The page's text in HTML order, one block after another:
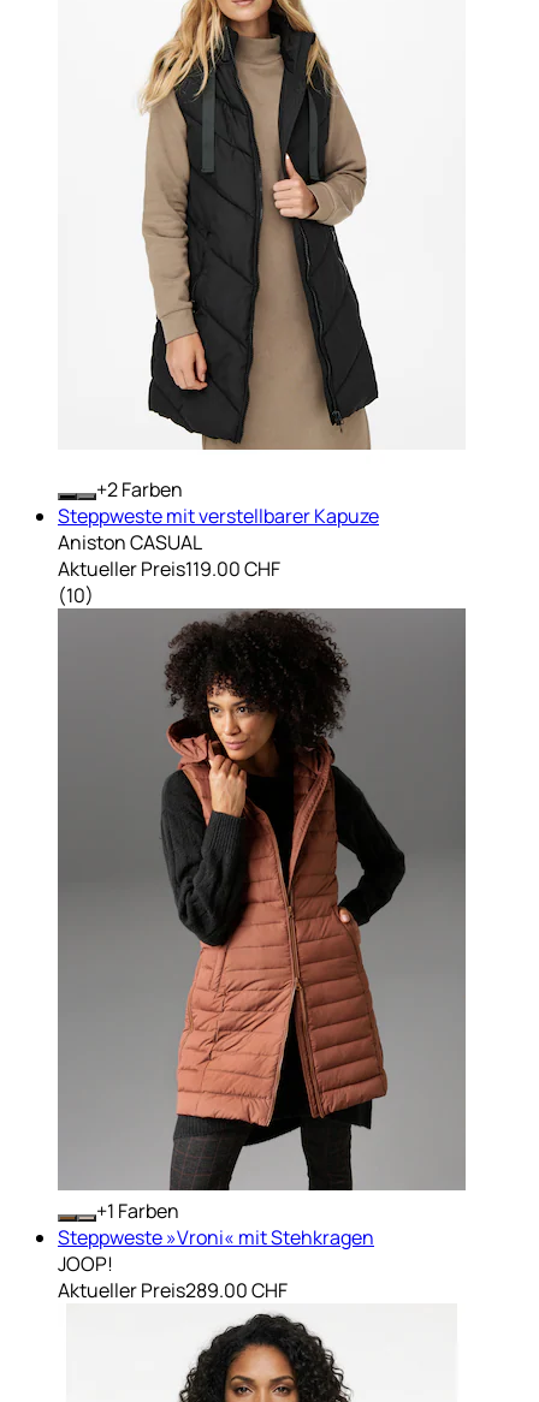
+ Farben
Steppweste mit verstellbarer Kapuze
Aniston CASUAL
Aktueller Preis119.00 CHF
(10)
+ Farben
Steppweste »Vroni« mit Stehkragen
JOOP!
Aktueller Preis289.00 CHF